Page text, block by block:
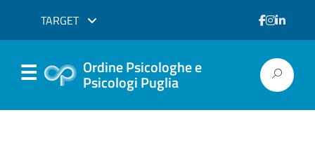
TARGET
Ordine Psicologhe e
Psicologi Puglia